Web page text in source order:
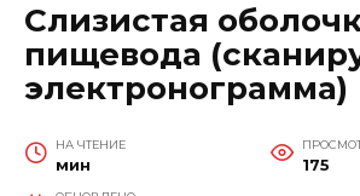
Слизистая
пищевода
электронограмма)
НА ЧТЕНИЕ
мин 175